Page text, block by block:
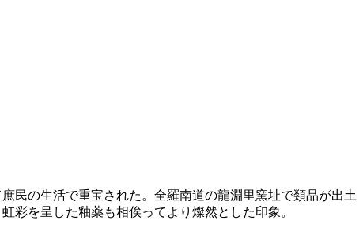
民の生活で重宝された。全羅南道の龍淵里窯址で類品が出土
彩を呈した釉薬も相俟ってより燦然とした印象。